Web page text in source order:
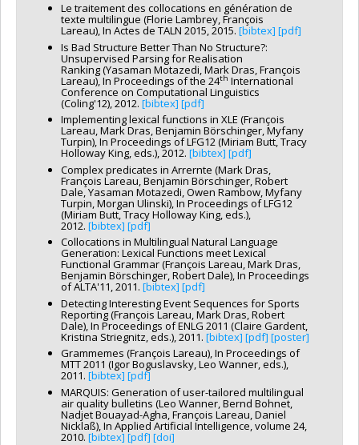
Le traitement des collocations en génération de
texte multilingue (Florie Lambrey, François
Lareau), In Actes de TALN 2015, 2015. [bibtex] [pdf]
Is Bad Structure Better Than No Structure?:
Unsupervised Parsing for Realisation
Ranking (Yasaman Motazedi, Mark Dras, François
Lareau), In Proceedings of the 24th International
Conference on Computational Linguistics
(Coling'12), 2012. [bibtex] [pdf]
Implementing lexical functions in XLE (François
Lareau, Mark Dras, Benjamin Börschinger, Myfany
Turpin), In Proceedings of LFG12 (Miriam Butt, Tracy
Holloway King, eds.), 2012. [bibtex] [pdf]
Complex predicates in Arrernte (Mark Dras,
François Lareau, Benjamin Börschinger, Robert
Dale, Yasaman Motazedi, Owen Rambow, Myfany
Turpin, Morgan Ulinski), In Proceedings of LFG12
(Miriam Butt, Tracy Holloway King, eds.),
2012. [bibtex] [pdf]
Collocations in Multilingual Natural Language
Generation: Lexical Functions meet Lexical
Functional Grammar (François Lareau, Mark Dras,
Benjamin Börschinger, Robert Dale), In Proceedings
of ALTA'11, 2011. [bibtex] [pdf]
Detecting Interesting Event Sequences for Sports
Reporting (François Lareau, Mark Dras, Robert
Dale), In Proceedings of ENLG 2011 (Claire Gardent,
Kristina Striegnitz, eds.), 2011. [bibtex] [pdf] [poster]
Grammemes (François Lareau), In Proceedings of
MTT 2011 (Igor Boguslavsky, Leo Wanner, eds.),
2011. [bibtex] [pdf]
MARQUIS: Generation of user-tailored multilingual
air quality bulletins (Leo Wanner, Bernd Bohnet,
Nadjet Bouayad-Agha, François Lareau, Daniel
Nicklaß), In Applied Artificial Intelligence, volume 24,
2010. [bibtex] [pdf] [doi]